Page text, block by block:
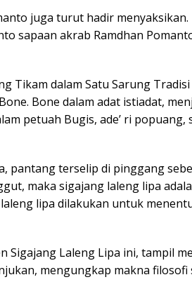
juga turut hadir
sapaan akrab Ramdhan
Tikam dalam Satu Sarung
Bone dalam adat istiadat,
petuah Bugis, ade’ ri popuang,
pantang terselip di pinggang
maka sigajang laleng lipa
lipa dilakukan untuk
Sigajang Laleng Lipa ini, tampil
mengungkap makna